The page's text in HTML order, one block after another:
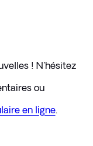
! N'hésitez
ou
en ligne.